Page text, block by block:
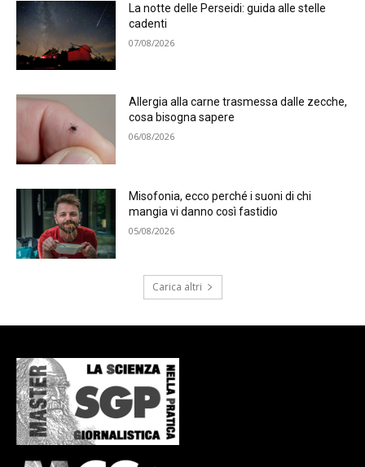
La notte delle Perseidi: guida alle stelle
cadenti
07/08/2026
Allergia alla carne trasmessa dalle zecche,
cosa bisogna sapere
06/08/2026
Misofonia, ecco perché i suoni di chi
mangia vi danno così fastidio
05/08/2026
Carica altri